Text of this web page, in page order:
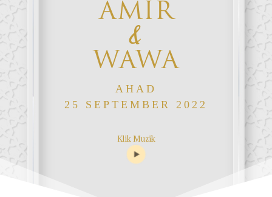
AMIR
&
WAWA
AHAD
25 SEPTEMBER 2022
Klik Muzik